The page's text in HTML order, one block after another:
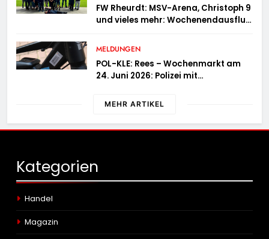
FW Rheurdt: MSV-Arena, Christoph 9
und vieles mehr: Wochenendausflug
MELDUNGEN
POL-KLE: Rees – Wochenmarkt am
24. Juni 2026: Polizei mit
Fahrradcodierung möglich
MEHR ARTIKEL
Kategorien
Handel
Magazin